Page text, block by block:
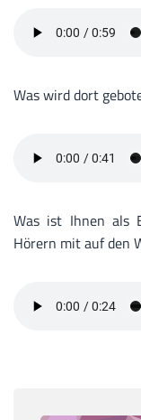
Was wird dort
Was ist Ihnen als
Hörern mit auf den